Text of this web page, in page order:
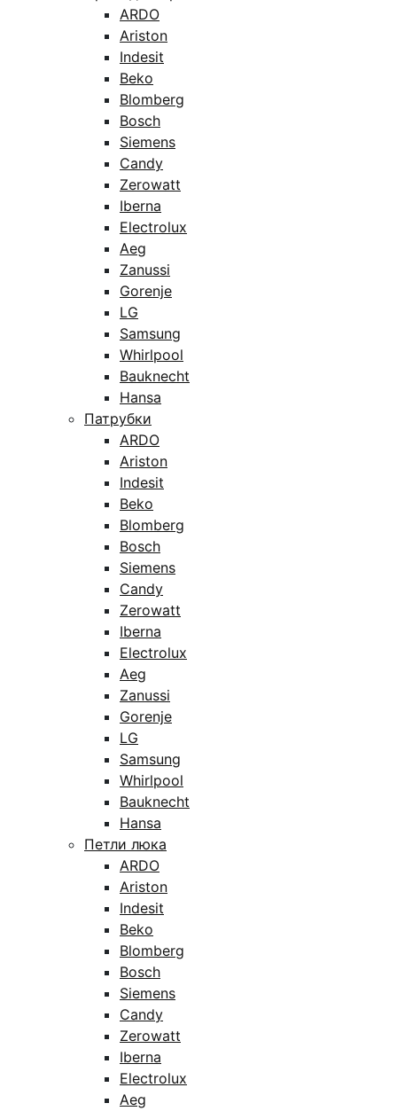
ARDO
Ariston
Indesit
Beko
Blomberg
Bosch
Siemens
Candy
Zerowatt
Iberna
Electrolux
Aeg
Zanussi
Gorenje
LG
Samsung
Whirlpool
Bauknecht
Hansa
Патрубки
ARDO
Ariston
Indesit
Beko
Blomberg
Bosch
Siemens
Candy
Zerowatt
Iberna
Electrolux
Aeg
Zanussi
Gorenje
LG
Samsung
Whirlpool
Bauknecht
Hansa
Петли люка
ARDO
Ariston
Indesit
Beko
Blomberg
Bosch
Siemens
Candy
Zerowatt
Iberna
Electrolux
Aeg